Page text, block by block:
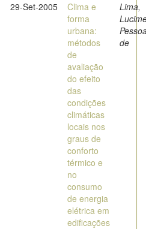
29-Set-2005
Clima e
forma
urbana:
métodos
de
avaliação
do efeito
das
condições
climáticas
locais nos
graus de
conforto
térmico e
no
consumo
de energia
elétrica em
edificações
Lima,
de